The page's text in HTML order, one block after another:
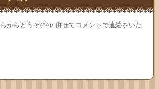
からどうぞ(^^)/ 併せてコメントで連絡をいた